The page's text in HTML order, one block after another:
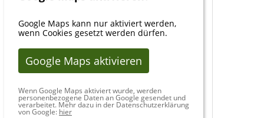
Google Maps kann nur aktiviert werden,
wenn Cookies gesetzt werden dürfen.
Google Maps aktivieren
Wenn Google Maps aktiviert wurde, werden
personenbezogene Daten an Google gesendet und
verarbeitet. Mehr dazu in der Datenschutzerklärung
von Google: hier